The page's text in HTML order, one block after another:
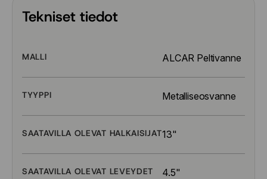
Tekniset tiedot
MALLI ALCAR Peltivanne
TYYPPI Metalliseosvanne
SAATAVILLA OLEVAT HALKAISIJAT13"
SAATAVILLA OLEVAT LEVEYDET 4.5"